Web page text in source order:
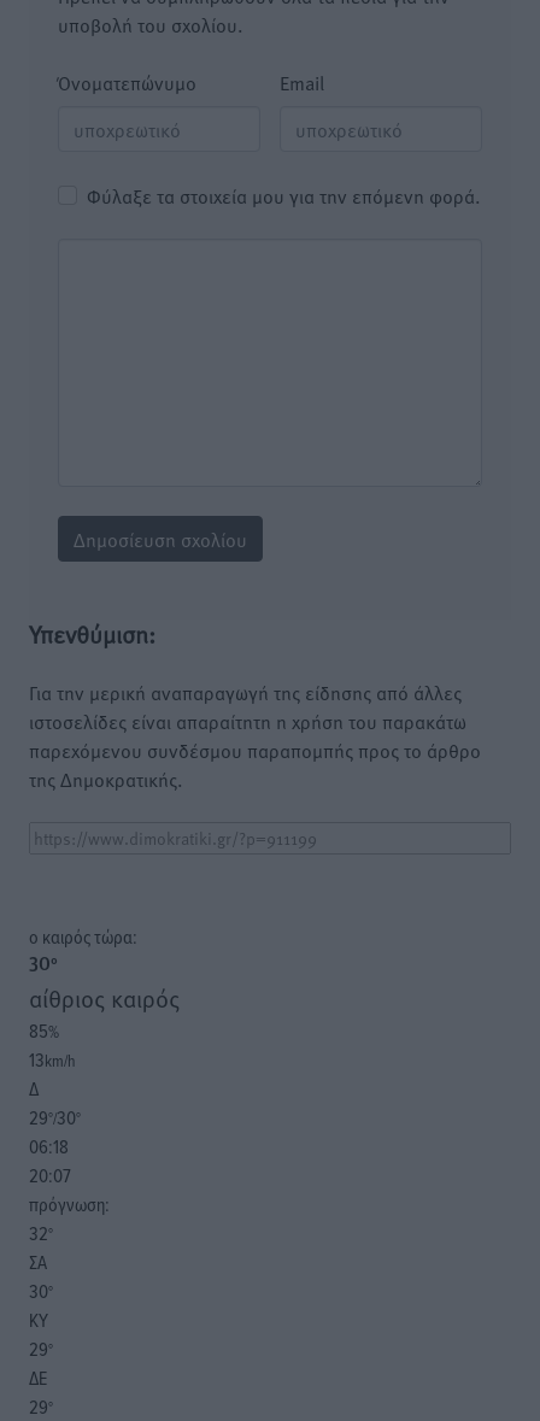
υποβολή του σχολίου.
Όνοματεπώνυμο Email
Φύλαξε τα στοιχεία μου για την επόμενη φορά.
Υπενθύμιση:
Για την μερική αναπαραγωγή της είδησης από άλλες
ιστοσελίδες είναι απαραίτητη η χρήση του παρακάτω
παρεχόμενου συνδέσμου παραπομπής προς το άρθρο
της Δημοκρατικής.
o καιρός τώρα:
30°
αίθριος καιρός
85%
13km/h
Δ
29°/30°
06:18
20:07
πρόγνωση:
32°
ΣΑ
30°
ΚΥ
29°
ΔΕ
29°